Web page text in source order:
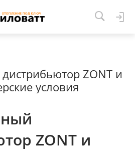
ZONT и
условия
ZONT и